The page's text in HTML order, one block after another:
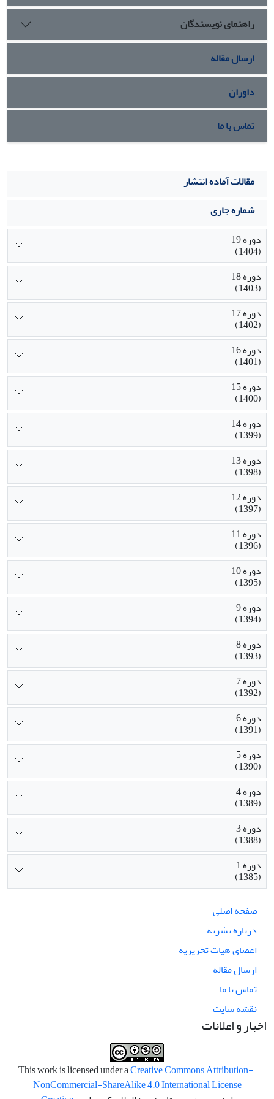
راهنمای نویسندگان
ارسال مقاله
داوران
تماس با ما
مقالات آماده انتشار
شماره جاری
دوره 19
(1404)
دوره 18
(1403)
دوره 17
(1402)
دوره 16
(1401)
دوره 15
(1400)
دوره 14
(1399)
دوره 13
(1398)
دوره 12
(1397)
دوره 11
(1396)
دوره 10
(1395)
دوره 9
(1394)
دوره 8
(1393)
دوره 7
(1392)
دوره 6
(1391)
دوره 5
(1390)
دوره 4
(1389)
دوره 3
(1388)
دوره 1
(1385)
صفحه اصلی
درباره نشریه
اعضای هیات تحریریه
ارسال مقاله
تماس با ما
نقشه سایت
اخبار و اعلانات
.This work is licensed under a
Creative Commons Attribution-
NonCommercial-ShareAlike 4.0 International License